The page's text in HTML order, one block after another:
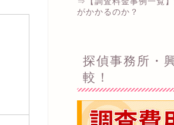
がかかるのか？
探偵事務所・
較！